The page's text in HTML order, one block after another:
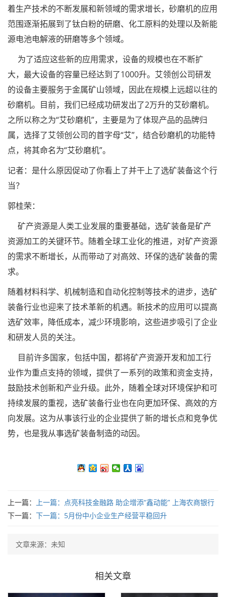
着生产技术的不断发展和新领域的需求增长，砂磨机的应用
范围逐渐拓展到了钛白粉的研磨、化工原料的处理以及新能
源电池电解液的研磨等多个领域。
为了适应这些新的应用需求，设备的规模也在不断扩
大，最大设备的容量已经达到了1000升。艾领创公司研发
的设备主要服务于金属矿山领域，因此在规模上远超以往的
砂磨机。目前，我们已经成功研发出了2万升的艾砂磨机。
之所以称之为“艾砂磨机”，主要是为了体现产品的品牌归
属，选择了艾领创公司的首字母“艾”，结合砂磨机的功能特
点，将其命名为“艾砂磨机”。
记者：是什么原因促动了你看上了并干上了选矿装备这个行
当？
郭桂荣：
矿产资源是人类工业发展的重要基础，选矿装备是矿产
资源加工的关键环节。随着全球工业化的推进，对矿产资源
的需求不断增长，从而带动了对高效、环保的选矿装备的需
求。
随着材料科学、机械制造和自动化控制等技术的进步，选矿
装备行业也迎来了技术革新的机遇。新技术的应用可以提高
选矿效率，降低成本，减少环境影响，这些进步吸引了企业
和研发人员的关注。
目前许多国家，包括中国，都将矿产资源开发和加工行
业作为重点支持的领域，提供了一系列的政策和资金支持，
鼓励技术创新和产业升级。此外，随着全球对环境保护和可
持续发展的重视，选矿装备行业也在向更加环保、高效的方
向发展。这为从事该行业的企业提供了新的增长点和竞争优
势，也是我从事选矿装备制造的动因。
上一篇： 上一篇： 点亮科技金融路 助企增添“鑫动能” 上海农商银行
全力服务科技企业成效显著
下一篇： 下一篇： 5月份中小企业生产经营平稳回升
文章来源：未知
相关文章